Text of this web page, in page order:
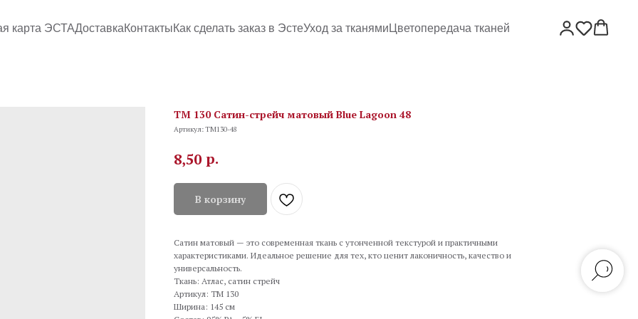
карта ЭСТАДоставкаКонтактыКак сделать заказ в ЭстеУход за тканями Цветопередача тканей
TM 130 Сатин-стрейч матовый Blue Lagoon 48
Артикул:TM130-48
8,50 р.
В корзину
Сатин матовый — это современная ткань с утонченной текстурой и практичными
характеристиками. Идеальное решение для тех, кто ценит лаконичность, качество и
универсальность.
Ткань: Атлас, сатин стрейч
Артикул: TM 130
Ширина: 145 см